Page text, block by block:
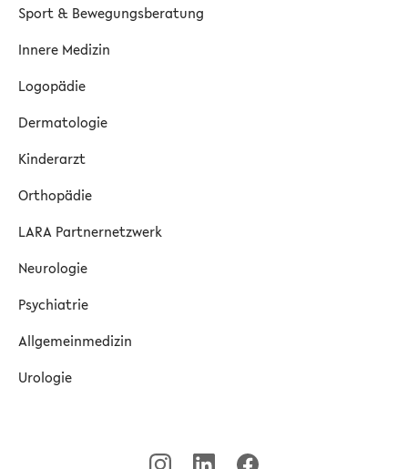
Sport & Bewegungsberatung
Innere Medizin
Logopädie
Dermatologie
Kinderarzt
Orthopädie
LARA Partnernetzwerk
Neurologie
Psychiatrie
Allgemeinmedizin
Urologie